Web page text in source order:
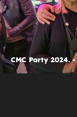
CMC Party 2024.